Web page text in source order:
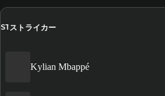
ST ストライカー
Kylian Mbappé